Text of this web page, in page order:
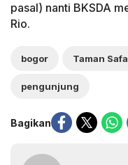
pasal) nanti BKSDA
Rio.
bogor
pengunjung
Bagikan